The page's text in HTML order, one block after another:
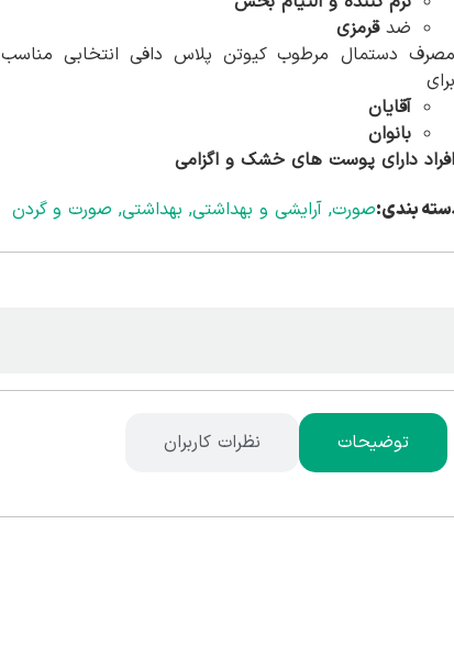
ضدقرمزی
مصرف دستمال مرطوب کیوتن پلاس دافی انتخابی مناسب
برای
آقایان
بانوان
افراد دارای پوست های خشک و اگزامی
صورت,آرایشی و بهداشتی, بهداشتی, صورت و گردن بندی:
توضیحات نظرات کاربران